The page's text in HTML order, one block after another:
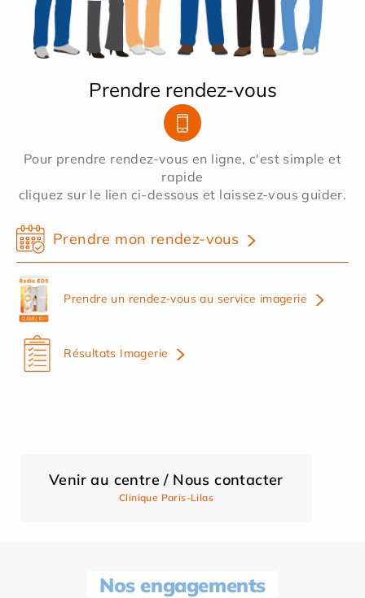
Prendre rendez-vous
Pour prendre rendez-vous en ligne, c'est simple et
rapide
cliquez sur le lien ci-dessous et laissez-vous guider.
Prendre mon rendez-vous
Prendre un rendez-vous au service imagerie
Résultats Imagerie
Venir au centre / Nous contacter
Clinique Paris-Lilas
Nos engagements